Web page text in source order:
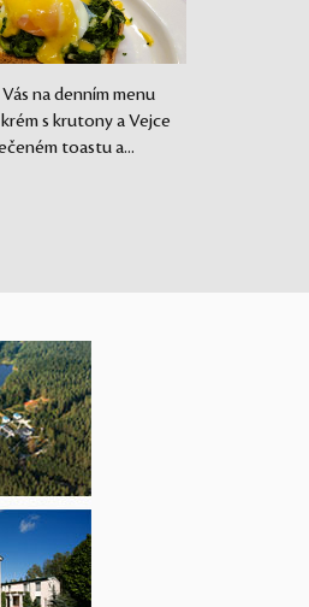
Vás na denním menu
s krutony a Vejce
toastu a...